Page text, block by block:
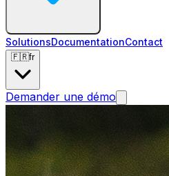
SolutionsDocumentationContact
🇫🇷fr
Demander une démo